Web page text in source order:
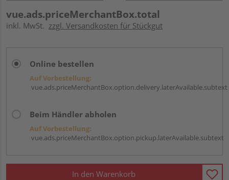
vue.ads.priceMerchantBox.total
inkl. MwSt. zzgl. Versandkosten für Stückgut
Online bestellen
Auf Vorbestellung:
vue.ads.priceMerchantBox.option.delivery.laterAvailable.subtext
Beim Händler abholen
Auf Vorbestellung:
vue.ads.priceMerchantBox.option.pickup.laterAvailable.subtext
In den Warenkorb